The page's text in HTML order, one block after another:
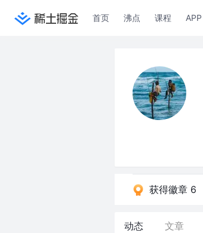
首页 沸点 课程 APP
获得徽章 6
动态 文章